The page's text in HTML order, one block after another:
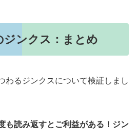
ジンクス：まとめ
わるジンクスについて検証しまし
も読み返すとご利益がある！ジン